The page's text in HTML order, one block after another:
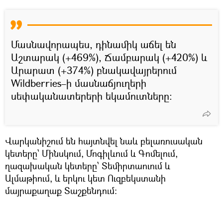
Մասնավորապես, դինամիկ աճել են
Աշտարակ (+469%), Ճամբարակ (+420%) և
Արարատ (+374%) բնակավայրերում
Wildberries–ի մասնաճյուղերի
սեփականատերերի եկամուտները։
Վարկանիշում են հայտնվել նաև բելառուսական
կետերը՝ Մինսկում, Մոգիլևում և Գոմելում,
ղազախական կետերը՝ Տեմիրտաուում և
Ալմաթիում, և երկու կետ Ուզբեկստանի
մայրաքաղաք Տաշքենդում: